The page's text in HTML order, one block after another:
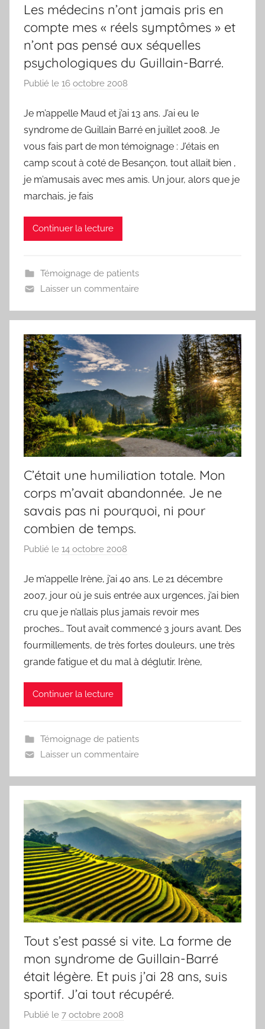
Les médecins n’ont jamais pris en
compte mes « réels symptômes » et
n’ont pas pensé aux séquelles
psychologiques du Guillain-Barré.
Publié le 16 octobre 2008
r
F
r
e
d
Je m’appelle Maud et j’ai 13 ans. J’ai eu le
syndrome de Guillain Barré en juillet 2008. Je
vous fais part de mon témoignage : J’étais en
camp scout à coté de Besançon, tout allait bien ,
je m’amusais avec mes amis. Un jour, alors que je
marchais, je fais
Continuer la lecture
Témoignage de patients
Laisser un commentaire
C’était une humiliation totale. Mon
corps m’avait abandonnée. Je ne
savais pas ni pourquoi, ni pour
combien de temps.
Publié le 14 octobre 2008
r
F
r
e
d
Je m’appelle Irène, j’ai 40 ans. Le 21 décembre
2007, jour où je suis entrée aux urgences, j’ai bien
cru que je n’allais plus jamais revoir mes
proches… Tout avait commencé 3 jours avant. Des
fourmillements, de très fortes douleurs, une très
grande fatigue et du mal à déglutir. Irène,
Continuer la lecture
Témoignage de patients
Laisser un commentaire
Tout s’est passé si vite. La forme de
mon syndrome de Guillain-Barré
était légère. Et puis j’ai 28 ans, suis
sportif. J’ai tout récupéré.
Publié le 7 octobre 2008